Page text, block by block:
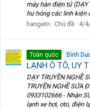
máy hàn điện tử (DẠY
hư hỏng các linh kiện
hangetn
Chủ đề 4/
Toàn quốc Bình
LẠNH Ô TÔ, UY
DẠY TRUYỀN NGHỀ
TRUYỀN NGHỀ SỬA
0933102666 - Nhận
lạnh xe hơi, oto, điện